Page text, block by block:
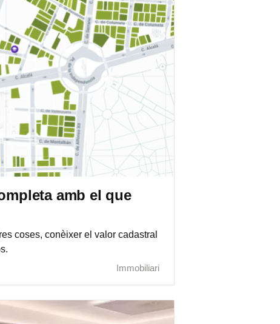
amb el que
coses, conèixer el valor cadastral
Immobiliari